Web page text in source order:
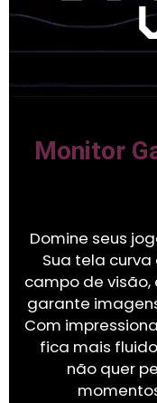
Monitor
Domine seus
Sua tela
campo de visão,
garante
Com
fica mais
não quer